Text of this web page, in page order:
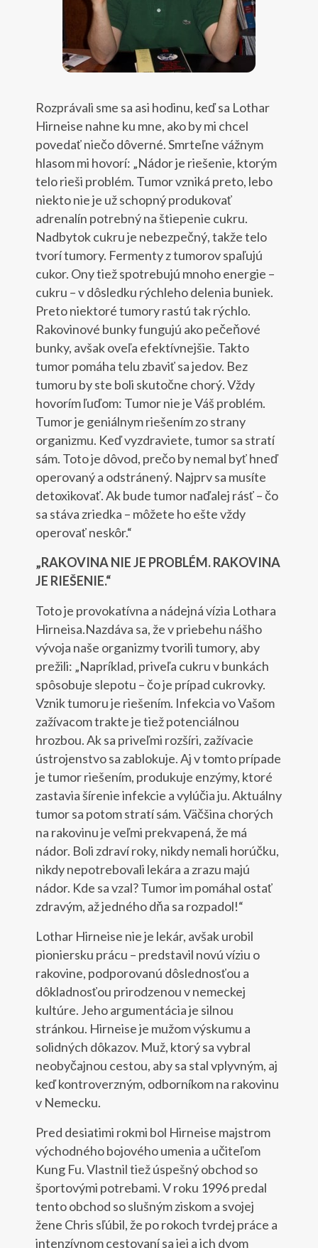
Rozprávali sme sa asi hodinu, keď sa Lothar
Hirneise nahne ku mne, ako by mi chcel
povedať niečo dôverné. Smrteľne vážnym
hlasom mi hovorí: „Nádor je riešenie, ktorým
telo rieši problém. Tumor vzniká preto, lebo
niekto nie je už schopný produkovať
adrenalín potrebný na štiepenie cukru.
Nadbytok cukru je nebezpečný, takže telo
tvorí tumory. Fermenty z tumorov spaľujú
cukor. Ony tiež spotrebujú mnoho energie –
cukru – v dôsledku rýchleho delenia buniek.
Preto niektoré tumory rastú tak rýchlo.
Rakovinové bunky fungujú ako pečeňové
bunky, avšak oveľa efektívnejšie. Takto
tumor pomáha telu zbaviť sa jedov. Bez
tumoru by ste boli skutočne chorý. Vždy
hovorím ľuďom: Tumor nie je Váš problém.
Tumor je geniálnym riešením zo strany
organizmu. Keď vyzdraviete, tumor sa stratí
sám. Toto je dôvod, prečo by nemal byť hneď
operovaný a odstránený. Najprv sa musíte
detoxikovať. Ak bude tumor naďalej rásť – čo
sa stáva zriedka – môžete ho ešte vždy
operovať neskôr.“
„RAKOVINA NIE JE PROBLÉM. RAKOVINA
JE RIEŠENIE.“
Toto je provokatívna a nádejná vízia Lothara
Hirneisa.Nazdáva sa, že v priebehu nášho
vývoja naše organizmy tvorili tumory, aby
prežili: „Napríklad, priveľa cukru v bunkách
spôsobuje slepotu – čo je prípad cukrovky.
Vznik tumoru je riešením. Infekcia vo Vašom
zažívacom trakte je tiež potenciálnou
hrozbou. Ak sa priveľmi rozšíri, zažívacie
ústrojenstvo sa zablokuje. Aj v tomto prípade
je tumor riešením, produkuje enzýmy, ktoré
zastavia šírenie infekcie a vylúčia ju. Aktuálny
tumor sa potom stratí sám. Väčšina chorých
na rakovinu je veľmi prekvapená, že má
nádor. Boli zdraví roky, nikdy nemali horúčku,
nikdy nepotrebovali lekára a zrazu majú
nádor. Kde sa vzal? Tumor im pomáhal ostať
zdravým, až jedného dňa sa rozpadol!“
Lothar Hirneise nie je lekár, avšak urobil
pioniersku prácu – predstavil novú víziu o
rakovine, podporovanú dôslednosťou a
dôkladnosťou prirodzenou v nemeckej
kultúre. Jeho argumentácia je silnou
stránkou. Hirneise je mužom výskumu a
solidných dôkazov. Muž, ktorý sa vybral
neobyčajnou cestou, aby sa stal vplyvným, aj
keď kontroverzným, odborníkom na rakovinu
v Nemecku.
Pred desiatimi rokmi bol Hirneise majstrom
východného bojového umenia a učiteľom
Kung Fu. Vlastnil tiež úspešný obchod so
športovými potrebami. V roku 1996 predal
tento obchod so slušným ziskom a svojej
žene Chris sľúbil, že po rokoch tvrdej práce a
intenzívnom cestovaní sa jej a ich dvom